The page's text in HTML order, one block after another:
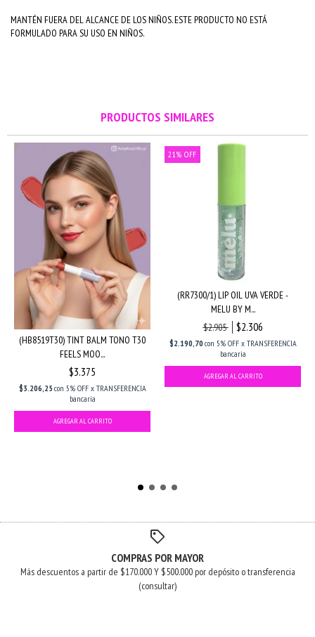
MANTÉN FUERA DEL ALCANCE DE LOS NIÑOS. ESTE PRODUCTO NO ESTÁ
FORMULADO PARA SU USO EN NIÑOS.
PRODUCTOS SIMILARES
(HB8519T30) TINT BALM TONO T30
FEELS MOO...
$3.375
$3.206,25 con 5% OFF x TRANSFERENCIA
bancaria
21% OFF
(RR7300/1) LIP OIL UVA VERDE -
MELU BY M...
$2.905
$2.306
$2.190,70con 5% OFF x TRANSFERENCIA
bancaria
COMPRAS POR MAYOR
Más descuentos a partir de $170.000 Y $500.000 por depósito o transferencia
(consultar)